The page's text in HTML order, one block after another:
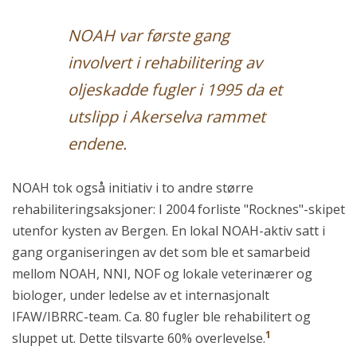
NOAH var første gang
involvert i rehabilitering av
oljeskadde fugler i 1995 da et
utslipp i Akerselva rammet
endene.
NOAH tok også initiativ i to andre større
rehabiliteringsaksjoner: I 2004 forliste "Rocknes"-skipet
utenfor kysten av Bergen. En lokal NOAH-aktiv satt i
gang organiseringen av det som ble et samarbeid
mellom NOAH, NNI, NOF og lokale veterinærer og
biologer, under ledelse av et internasjonalt
IFAW/IBRRC-team. Ca. 80 fugler ble rehabilitert og
sluppet ut. Dette tilsvarte 60% overlevelse.1